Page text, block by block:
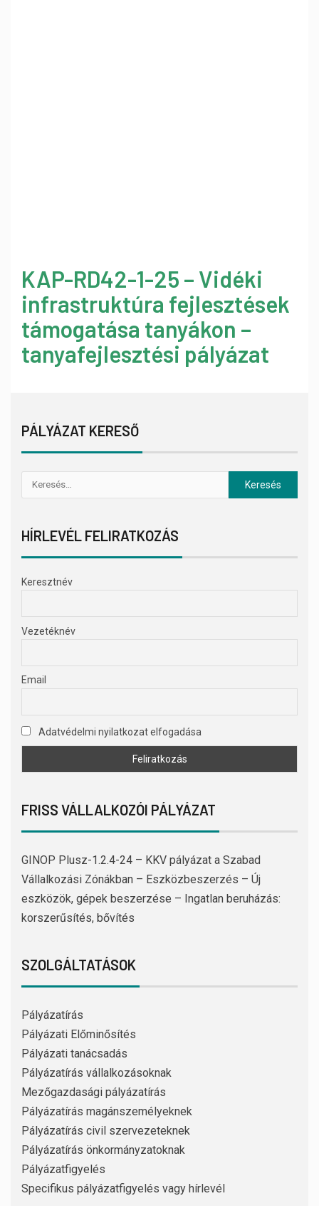
KAP-RD42-1-25 – Vidéki
infrastruktúra fejlesztések
támogatása tanyákon –
tanyafejlesztési pályázat
PÁLYÁZAT KERESŐ
HÍRLEVÉL FELIRATKOZÁS
Keresztnév
Vezetéknév
Email
Adatvédelmi nyilatkozat elfogadása
FRISS VÁLLALKOZÓI PÁLYÁZAT
GINOP Plusz-1.2.4-24 – KKV pályázat a Szabad
Vállalkozási Zónákban – Eszközbeszerzés – Új
eszközök, gépek beszerzése – Ingatlan beruházás:
korszerűsítés, bővítés
SZOLGÁLTATÁSOK
Pályázatírás
Pályázati Előminősítés
Pályázati tanácsadás
Pályázatírás vállalkozásoknak
Mezőgazdasági pályázatírás
Pályázatírás magánszemélyeknek
Pályázatírás civil szervezeteknek
Pályázatírás önkormányzatoknak
Pályázatfigyelés
Specifikus pályázatfigyelés vagy hírlevél